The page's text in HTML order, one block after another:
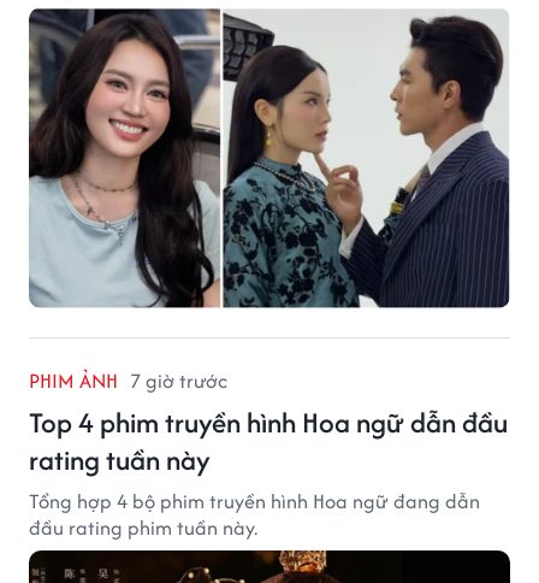
PHIM ẢNH 7 giờ trước
Top 4 phim truyền hình Hoa ngữ dẫn đầu
rating tuần này
Tổng hợp 4 bộ phim truyền hình Hoa ngữ đang dẫn
đầu rating phim tuần này.